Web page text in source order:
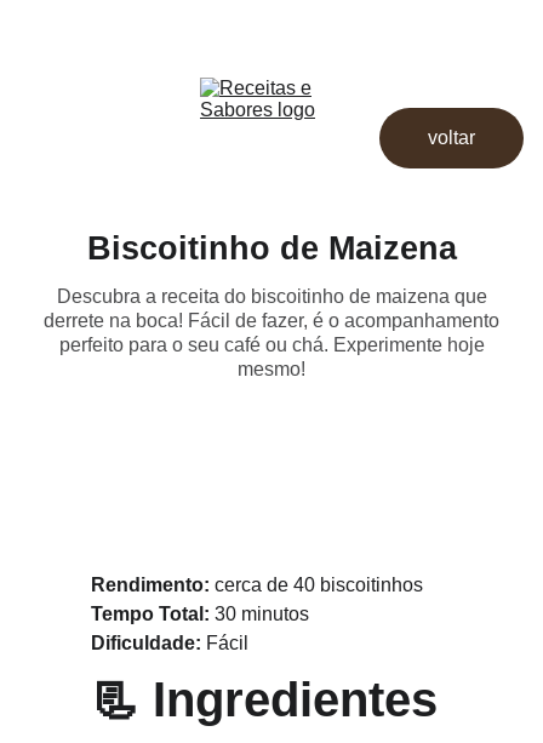
voltar
Biscoitinho de Maizena
Descubra a receita do biscoitinho de maizena que
derrete na boca! Fácil de fazer, é o acompanhamento
perfeito para o seu café ou chá. Experimente hoje
mesmo!
Rendimento: cerca de 40 biscoitinhos
Tempo Total: 30 minutos
Dificuldade: Fácil
📃 Ingredientes